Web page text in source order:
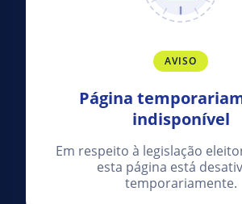
AVISO
Página
indisponível
Em respeito à legislação
esta página está
temporariamente.